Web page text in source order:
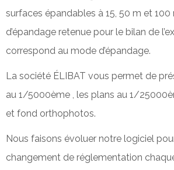
surfaces épandables à 15, 50 m et
d’épandage retenue pour le bilan de
correspond au mode d’épandage.
La société ÉLIBAT vous permet de
au 1/5000ème , les plans au 1/
et fond orthophotos.
Nous faisons évoluer notre logiciel
changement de réglementation